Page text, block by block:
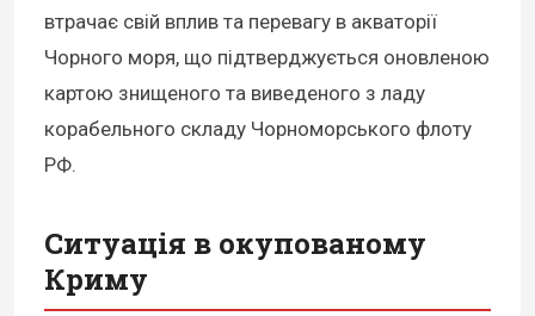
втрачає свій вплив та перевагу в акваторії
Чорного моря, що підтверджується оновленою
картою знищеного та виведеного з ладу
корабельного складу Чорноморського флоту
РФ.
Ситуація в окупованому
Криму